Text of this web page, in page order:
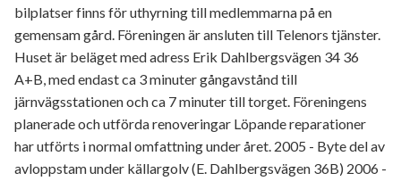
bilplatser finns för uthyrning till medlemmarna på en
gemensam gård. Föreningen är ansluten till Telenors tjänster.
Huset är beläget med adress Erik Dahlbergsvägen 34 36
A+B, med endast ca 3 minuter gångavstånd till
järnvägsstationen och ca 7 minuter till torget. Föreningens
planerade och utförda renoveringar Löpande reparationer
har utförts i normal omfattning under året. 2005 - Byte del av
avloppstam under källargolv (E. Dahlbergsvägen 36B) 2006 -